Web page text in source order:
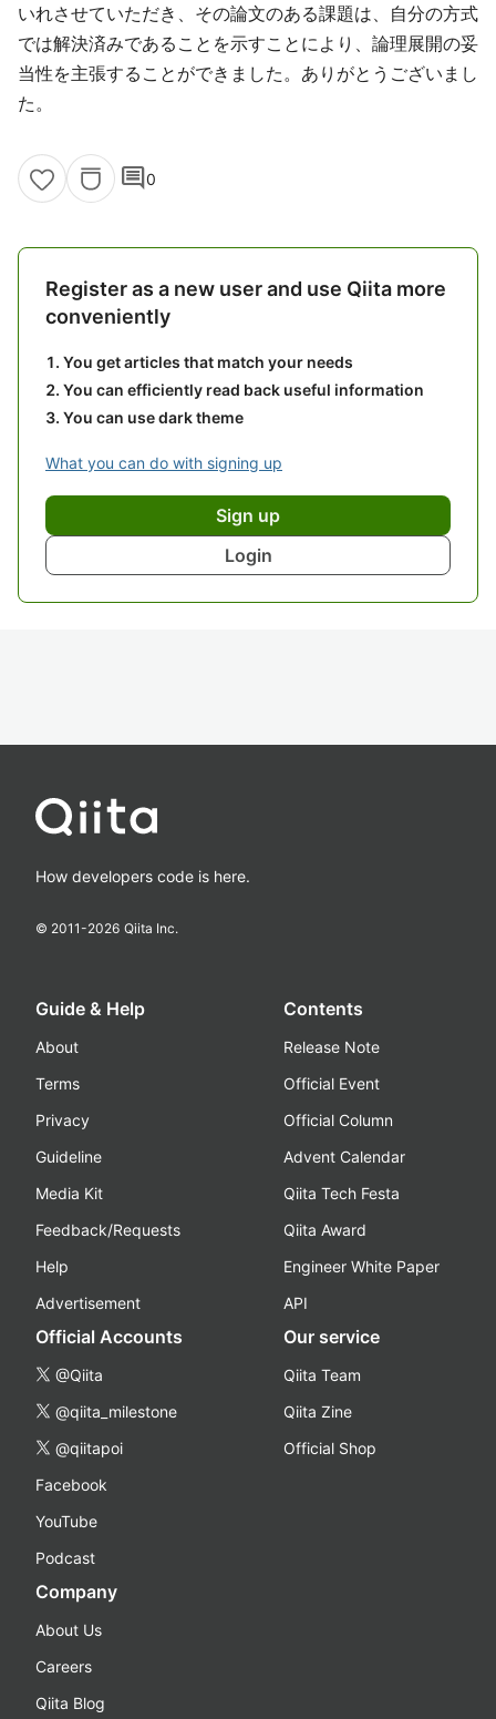
いれさせていただき、その論文のある課題は、自分の方式
では解決済みであることを示すことにより、論理展開の妥
当性を主張することができました。ありがとうございまし
た。
comment0
Register as a new user and use Qiita more
conveniently
You get articles that match your needs
You can efficiently read back useful information
You can use dark theme
What you can do with signing up
Sign up
Login
How developers code is here.
© 2011-2026 Qiita Inc.
Guide & Help
About
Terms
Privacy
Guideline
Media Kit
Feedback/Requests
Help
Advertisement
Contents
Release Note
Official Event
Official Column
Advent Calendar
Qiita Tech Festa
Qiita Award
Engineer White Paper
API
Official Accounts
@Qiita
@qiita_milestone
@qiitapoi
Facebook
YouTube
Podcast
Our service
Qiita Team
Qiita Zine
Official Shop
Company
About Us
Careers
Qiita Blog